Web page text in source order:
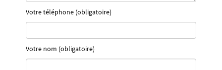
Votre téléphone (obligatoire)
Votre nom (obligatoire)